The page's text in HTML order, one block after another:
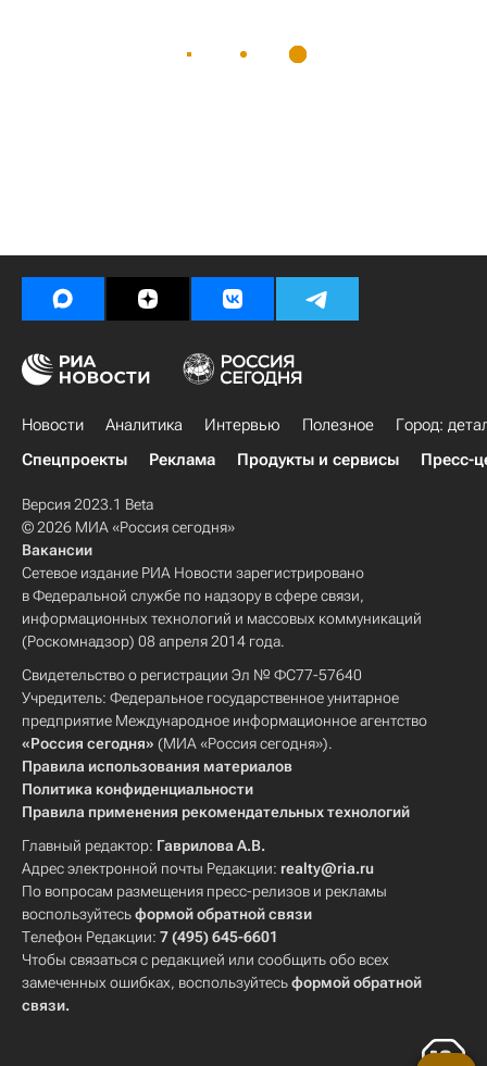
Новости Аналитика Интервью Полезное
Город:
Спецпроекты
Реклама Продукты и сервисы Пресс-
Версия 2023.1 Beta
© 2026 МИА «Россия сегодня»
Вакансии
Сетевое издание РИА Новости зарегистрировано
в Федеральной службе по надзору в сфере связи,
информационных технологий и массовых коммуникаций
(Роскомнадзор) 08 апреля 2014 года.
Свидетельство о регистрации Эл № ФС77-57640
Учредитель: Федеральное государственное унитарное
предприятие Международное информационное агентство
«Россия сегодня» (МИА «Россия сегодня»).
Правила использования материалов
Политика конфиденциальности
Правила применения рекомендательных технологий
Главный редактор: Гаврилова А.В.
Адрес электронной почты Редакции: realty@ria.ru
По вопросам размещения пресс-релизов и рекламы
воспользуйтесьформой обратной связи
Телефон Редакции: 7 (495) 645-6601
Чтобы связаться с редакцией или сообщить обо всех
замеченных ошибках, воспользуйтесьформой обратной
связи.